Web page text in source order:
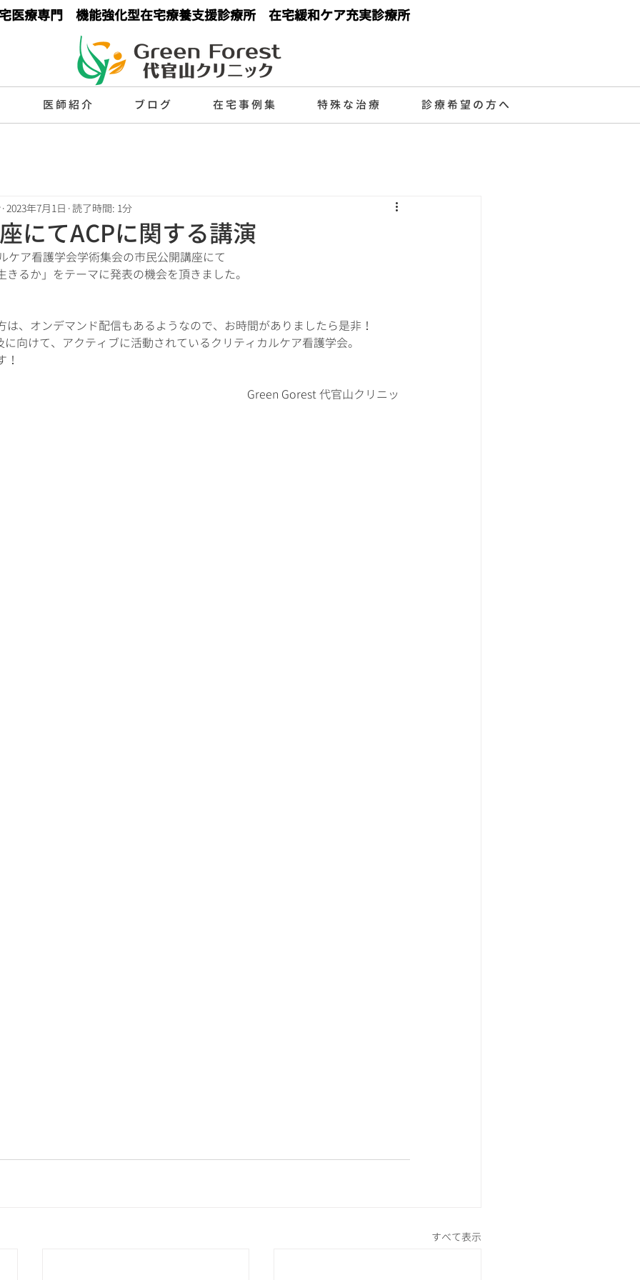
医療専門 機能強化型在宅療養支援診療所 在宅緩和ケア充実診療所
医師紹介 ブログ 在宅事例集 特殊な治療 診療希望の方へ
にてACPに関する講演
2023年7月1日 読了時間: 1分
ケア看護学会学術集会の市民公開講座にて
るか」をテーマに発表の機会を頂きました。
は、オンデマンド配信もあるようなので、お時間がありましたら是非！
向けて、アクティブに活動されているクリティカルケア看護学会。
代官山クリニッ
すべて表示